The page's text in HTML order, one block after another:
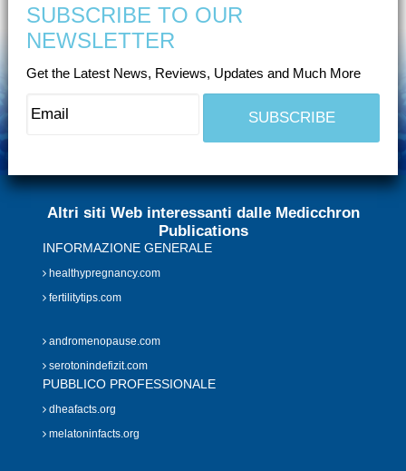
SUBSCRIBE TO OUR
NEWSLETTER
Get the Latest News, Reviews, Updates and Much More
Altri siti Web interessanti dalle Medicchron
Publications
INFORMAZIONE GENERALE
healthypregnancy.com
fertilitytips.com
andromenopause.com
serotonindefizit.com
PUBBLICO PROFESSIONALE
dheafacts.org
melatoninfacts.org